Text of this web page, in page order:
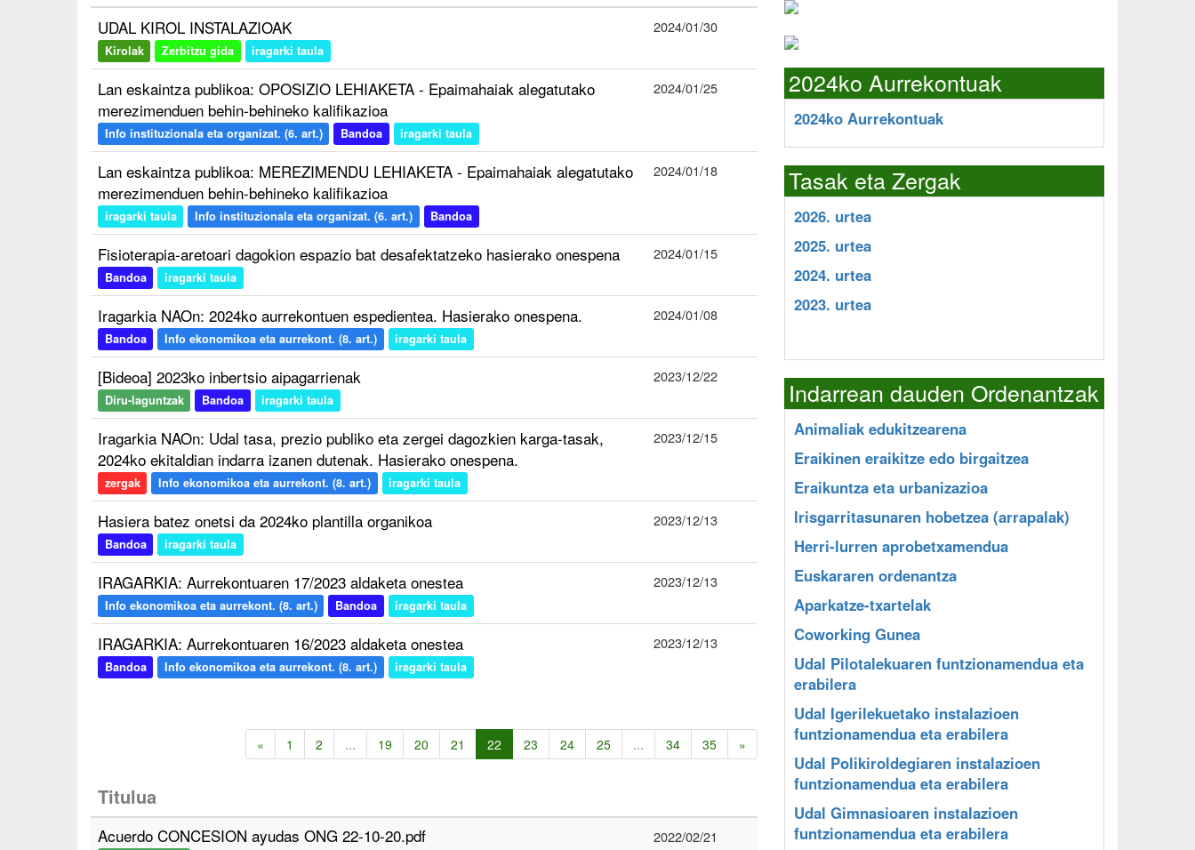
UDAL KIROL INSTALAZIOAK
Kirolak Zerbitzu gida iragarki taula
2024/01/30
Lan eskaintza publikoa: OPOSIZIO LEHIAKETA - Epaimahaiak alegatutako
merezimenduen behin-behineko kalifikazioa
Info instituzionala eta organizat. (6. art.) Bandoa iragarki taula
2024/01/25
Lan eskaintza publikoa: MEREZIMENDU LEHIAKETA - Epaimahaiak alegatutako
merezimenduen behin-behineko kalifikazioa
iragarki taula Info instituzionala eta organizat. (6. art.) Bandoa
2024/01/18
Fisioterapia-aretoari dagokion espazio bat desafektatzeko hasierako onespena
Bandoa iragarki taula
2024/01/15
Iragarkia NAOn: 2024ko aurrekontuen espedientea. Hasierako onespena.
Bandoa Info ekonomikoa eta aurrekont. (8. art.) iragarki taula
2024/01/08
[Bideoa] 2023ko inbertsio aipagarrienak
Diru-laguntzak Bandoa iragarki taula
2023/12/22
Iragarkia NAOn: Udal tasa, prezio publiko eta zergei dagozkien karga-tasak,
2024ko ekitaldian indarra izanen dutenak. Hasierako onespena.
zergak Info ekonomikoa eta aurrekont. (8. art.) iragarki taula
2023/12/15
Hasiera batez onetsi da 2024ko plantilla organikoa
Bandoa iragarki taula
2023/12/13
IRAGARKIA: Aurrekontuaren 17/2023 aldaketa onestea
Info ekonomikoa eta aurrekont. (8. art.) Bandoa iragarki taula
2023/12/13
IRAGARKIA: Aurrekontuaren 16/2023 aldaketa onestea
Bandoa Info ekonomikoa eta aurrekont. (8. art.) iragarki taula
2023/12/13
« 1 2 ... 19 20 21 22 23 24 25 ... 34 35 »
Titulua
Acuerdo CONCESION ayudas ONG 22-10-20.pdf 2022/02/21
2024ko Aurrekontuak
2024ko Aurrekontuak
Tasak eta Zergak
2026. urtea
2025. urtea
2024. urtea
2023. urtea
Indarrean dauden Ordenantzak
Animaliak edukitzearena
Eraikinen eraikitze edo birgaitzea
Eraikuntza eta urbanizazioa
Irisgarritasunaren hobetzea (arrapalak)
Herri-lurren aprobetxamendua
Euskararen ordenantza
Aparkatze-txartelak
Coworking Gunea
Udal Pilotalekuaren funtzionamendua eta
erabilera
Udal Igerilekuetako instalazioen
funtzionamendua eta erabilera
Udal Polikiroldegiaren instalazioen
funtzionamendua eta erabilera
Udal Gimnasioaren instalazioen
funtzionamendua eta erabilera